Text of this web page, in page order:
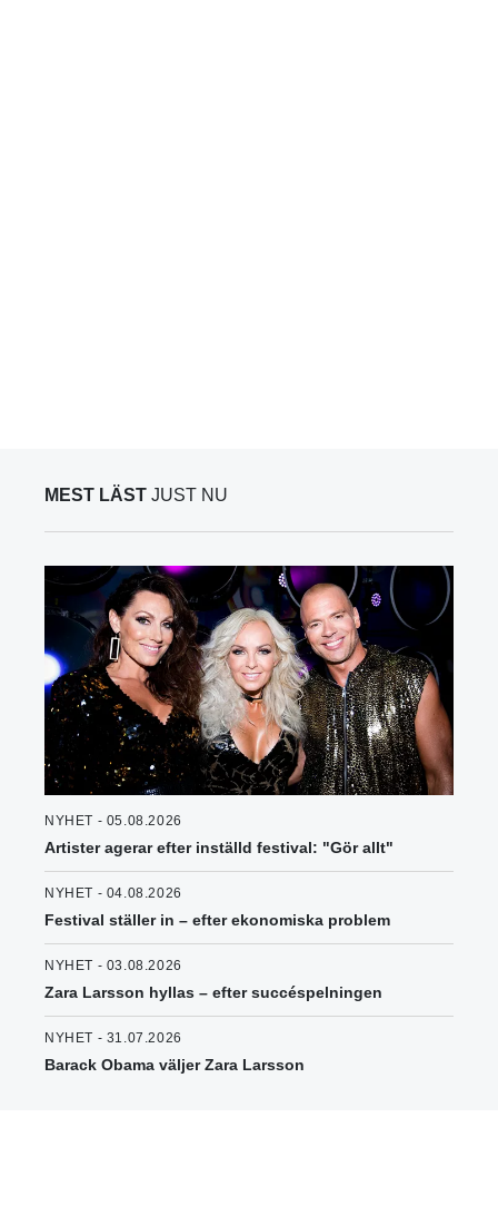
MEST LÄST JUST NU
NYHET - 05.08.2026
Artister agerar efter inställd festival: "Gör allt"
NYHET - 04.08.2026
Festival ställer in – efter ekonomiska problem
NYHET - 03.08.2026
Zara Larsson hyllas – efter succéspelningen
NYHET - 31.07.2026
Barack Obama väljer Zara Larsson